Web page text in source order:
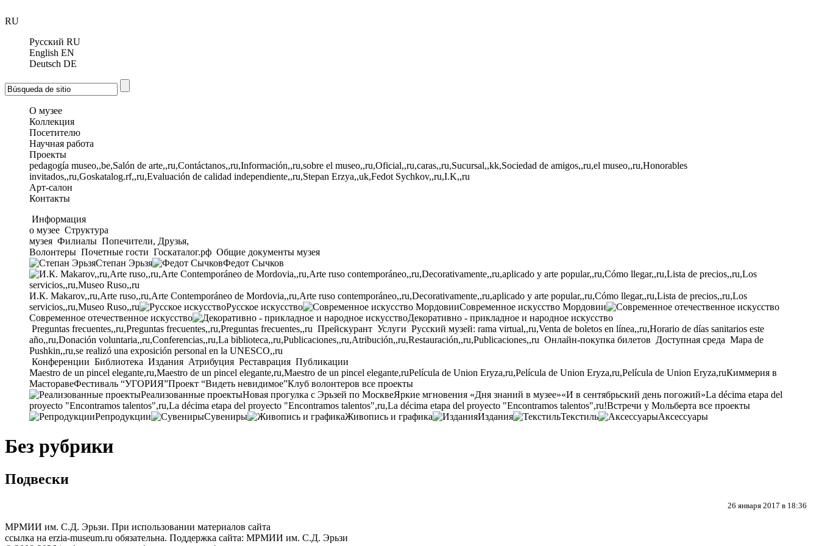
RU
Русский RU
English EN
Deutsch DE
О музее
Коллекция
Посетителю
Научная работа
Проекты
pedagogía museo,,be,Salón de arte,,ru,Contáctanos,,ru,Información,,ru,sobre el museo,,ru,Oficial,,ru,caras,,ru,Sucursal,,kk,Sociedad de amigos,,ru,el museo,,ru,Honorables
invitados,,ru,Goskatalog.rf,,ru,Evaluación de calidad independiente,,ru,Stepan Erzya,,uk,Fedot Sychkov,,ru,I.K,,ru
Арт-салон
Контакты
Информация
о музее Структура
музея Филиалы Попечители, Друзья,
Волонтеры Почетные гости Госкаталог.рф Общие документы музея
Степан Эрьзя
Федот Сычков
И.К. Makarov,,ru,Arte ruso,,ru,Arte Contemporáneo de Mordovia,,ru,Arte ruso contemporáneo,,ru,Decorativamente,,ru,aplicado y arte popular,,ru,Cómo llegar,,ru,Lista de precios,,ru,Los
servicios,,ru,Museo Ruso,,ru
Русское искусство
Современное искусство Мордовии
Современное отечественное искусство
Декоративно - прикладное и народное искусство
Preguntas frecuentes,,ru,Preguntas frecuentes,,ru,Preguntas frecuentes,,ru Прейскурант Услуги Русский музей: rama virtual,,ru,Venta de boletos en línea,,ru,Horario de días sanitarios este
año,,ru,Donación voluntaria,,ru,Conferencias,,ru,La biblioteca,,ru,Publicaciones,,ru,Atribución,,ru,Restauración,,ru,Publicaciones,,ru Онлайн-покупка билетов Доступная среда Mapa de
Pushkin,,ru,se realizó una exposición personal en la UNESCO,,ru
Конференции Библиотека Издания Атрибуция Реставрация Публикации
Maestro de un pincel elegante,ru,Maestro de un pincel elegante,ru,Maestro de un pincel elegante,ruPelícula de Union Eryza,ru,Película de Union Eryza,ru,Película de Union Eryza,ruКиммерия в
МасторавеФестиваль “УГОРИЯ”Проект “Видеть невидимое”Клуб волонтеров все проекты
Реализованные проектыНовая прогулка с Эрьзей по МосквеЯркие мгновения «Дня знаний в музее»«И в сентябрьский день погожий»La décima etapa del
proyecto "Encontramos talentos",ru,La décima etapa del proyecto "Encontramos talentos",ru,La décima etapa del proyecto "Encontramos talentos",ru!Встречи у Мольберта все проекты
Репродукции
Сувениры Живопись и графика Издания Текстиль Аксессуары
Без рубрики
Подвески
26 января 2017 в 18:36
МРМИИ им. С.Д. Эрьзи. При использовании материалов сайта
ссылка на erzia-museum.ru обязательна. Поддержка сайта: МРМИИ им. С.Д. Эрьзи